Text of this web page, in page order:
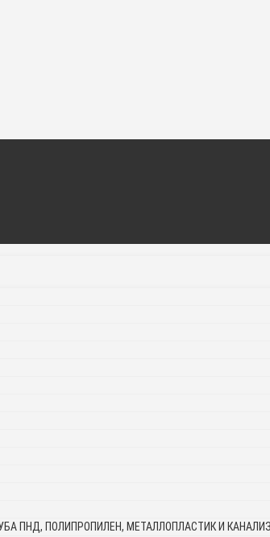
ПНД, ПОЛИПРОПИЛЕН, МЕТАЛЛОПЛАСТИК И